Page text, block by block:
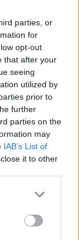
parties, or
for
opt-out
that after your
seeing
utilized by
prior to
further
parties on the
may
IAB’s List of
it to other
w ten
szybko
przemocy
zadane
Konsekwencje
świata, na
Rzymu?
i wzorcowej
Ewangelii,
różnicę
a logiką